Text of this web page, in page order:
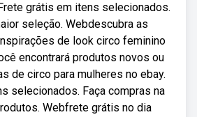
grátis em itens selecionados.
seleção. Webdescubra as
de look circo feminino
encontrará produtos novos ou
de circo para mulheres no ebay.
selecionados. Faça compras na
Webfrete grátis no dia